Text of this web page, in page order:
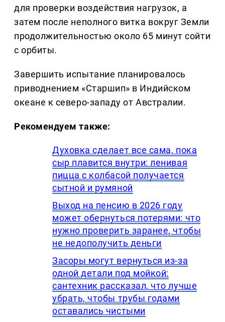
для проверки воздействия нагрузок, а
затем после неполного витка вокруг Земли
продолжительностью около 65 минут сойти
с орбиты.
Завершить испытание планировалось
приводнением «Старшип» в Индийском
океане к северо-западу от Австралии.
Рекомендуем также:
Духовка сделает все сама, пока
сыр плавится внутри: ленивая
пицца с колбасой получается
сытной и румяной
Выход на пенсию в 2026 году
может обернуться потерями: что
нужно проверить заранее, чтобы
не недополучить деньги
Засоры могут вернуться из-за
одной детали под мойкой:
сантехник рассказал, что лучше
убрать, чтобы трубы годами
оставались чистыми